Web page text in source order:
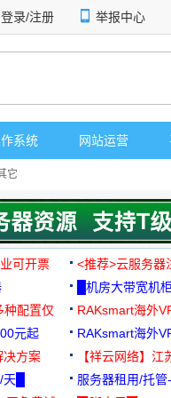
登录/注册 举报中心
系统 网站运营
它
可开票
<推荐>云服务
█机房大带宽机
种配置仅
RAKsmart海外
用★
元起
RAKsmart海外
用★
决方案
【祥云网络】
█
服务器租用/托